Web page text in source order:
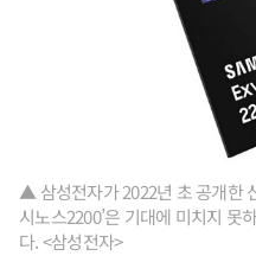
▲ 삼성전자가 2022년 초 공개한
시노스2200’은 기대에 미치지 못
다. <삼성전자>